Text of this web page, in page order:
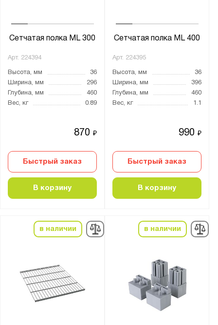
Сетчатая полка ML 300
Арт. 224394
Высота, мм
36
Ширина, мм
296
Глубина, мм
460
Вес, кг
0.89
870₽
Быстрый заказ
В корзину
Сетчатая полка ML 400
Арт. 224395
Высота, мм
36
Ширина, мм
396
Глубина, мм
460
Вес, кг
1.1
990₽
Быстрый заказ
В корзину
в наличии в наличии